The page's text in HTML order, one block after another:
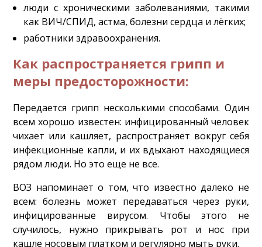
люди с хроническими заболеваниями, такими
как ВИЧ/СПИД, астма, болезни сердца и лёгких;
работники здравоохранения.
Как распространяется грипп и
меры предосторожности:
Передается грипп несколькими способами. Один
всем хорошо известен: инфицированный человек
чихает или кашляет, распространяет вокруг себя
инфекционные капли, и их вдыхают находящиеся
рядом люди. Но это еще не все.
ВОЗ напоминает о том, что известно далеко не
всем: болезнь может передаваться через руки,
инфицированные вирусом. Чтобы этого не
случилось, нужно прикрывать рот и нос при
кашле носовым платком и регулярно мыть руки.